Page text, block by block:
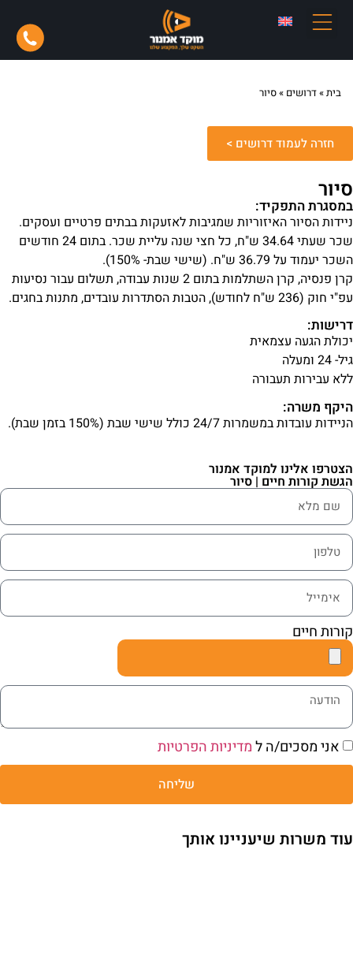
בית»דרושים »סיור
חזרה לעמוד דרושים >
סיור
במסגרת התפקיד:
ניידות הסיור האיזוריות שמגיבות לאזעקות בבתים פרטיים ועסקים.
שכר שעתי 34.64 ש"ח, כל חצי שנה עליית שכר. בתום 24 חודשים
השכר יעמוד על 36.79 ש"ח. (שישי שבת- 150%).
קרן פנסיה, קרן השתלמות בתום 2 שנות עבודה, תשלום עבור נסיעות
עפ"י חוק (236 ש"ח לחודש), הטבות הסתדרות עובדים, מתנות בחגים.
דרישות:
יכולת הגעה עצמאית
גיל- 24 ומעלה
ללא עבירות תעבורה
היקף משרה:
הניידות עובדות במשמרות 24/7 כולל שישי שבת (150% בזמן שבת).
הצטרפו אלינו למוקד אמנור
הגשת קורות חיים | סיור
קורות חיים
אני מסכים/ה למדיניות הפרטיות
שליחה
עוד משרות שיעניינו אותך